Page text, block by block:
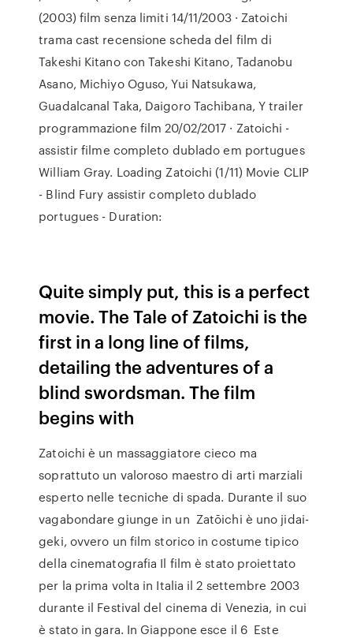
(2003) film senza limiti 14/11/2003 · Zatoichi
trama cast recensione scheda del film di
Takeshi Kitano con Takeshi Kitano, Tadanobu
Asano, Michiyo Oguso, Yui Natsukawa,
Guadalcanal Taka, Daigoro Tachibana, Y trailer
programmazione film 20/02/2017 · Zatoichi -
assistir filme completo dublado em portugues
William Gray. Loading Zatoichi (1/11) Movie CLIP
- Blind Fury assistir completo dublado
portugues - Duration:
Quite simply put, this is a perfect
movie. The Tale of Zatoichi is the
first in a long line of films,
detailing the adventures of a
blind swordsman. The film
begins with
Zatoichi è un massaggiatore cieco ma
soprattuto un valoroso maestro di arti marziali
esperto nelle tecniche di spada. Durante il suo
vagabondare giunge in un Zatōichi è uno jidai-
geki, ovvero un film storico in costume tipico
della cinematografia Il film è stato proiettato
per la prima volta in Italia il 2 settembre 2003
durante il Festival del cinema di Venezia, in cui
è stato in gara. In Giappone esce il 6 Este